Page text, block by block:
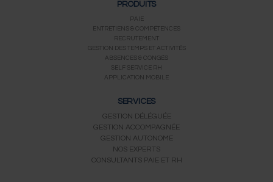
e
g
r
a
m
k
e
d
i
n
PRODUITS
PAIE
ENTRETIENS & COMPÉTENCES
RECRUTEMENT
GESTION DES TEMPS ET ACTIVITÉS
ABSENCES & CONGÉS
SELF SERVICE RH
APPLICATION MOBILE
SERVICES
GESTION DÉLÉGUÉE
GESTION ACCOMPAGNÉE
GESTION AUTONOME
NOS EXPERTS
CONSULTANTS PAIE ET RH